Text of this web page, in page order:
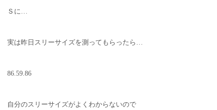
Ｓに…
実は昨日スリーサイズを測ってもらったら…
86.59.86
自分のスリーサイズがよくわからないので